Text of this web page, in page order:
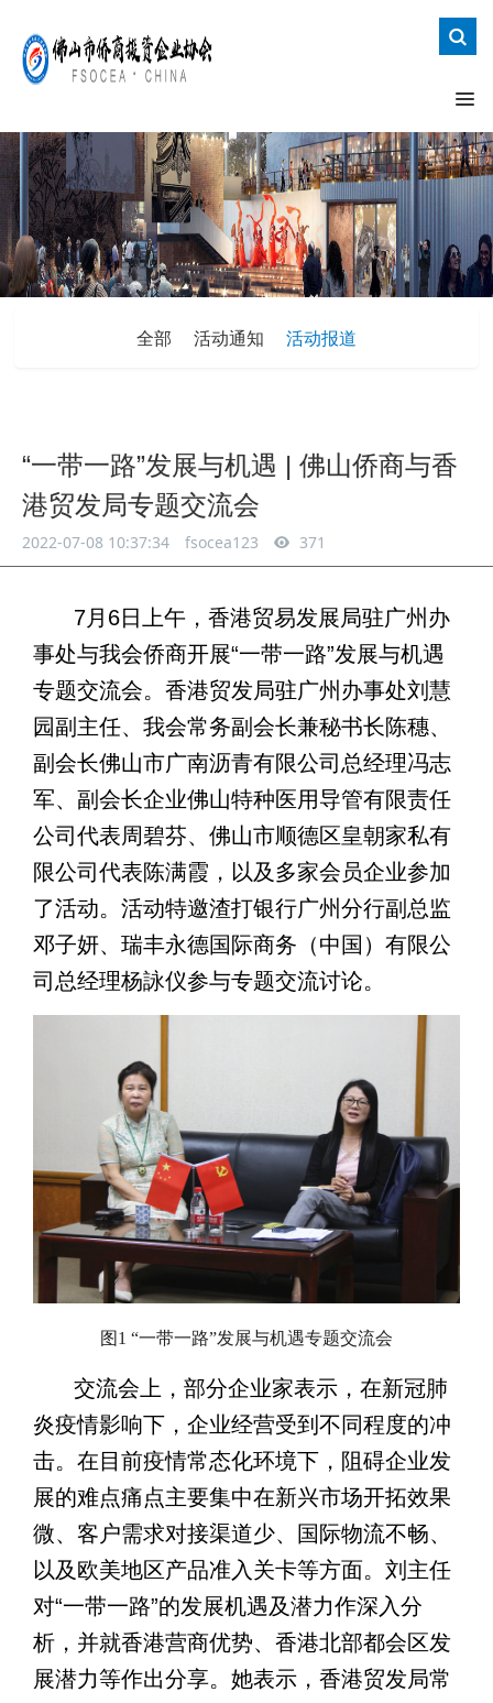
全部 活动通知 活动报道
“一带一路”发展与机遇 | 佛山侨商与香
港贸发局专题交流会
2022-07-08 10:37:34 fsocea123 371
7月 6日上午，香港贸易发展局驻广州办
事处与我会侨商开展“一带一路”发展与机遇
专题交流会。香港贸发局驻广州办事处刘慧
园副主任、我会常务副会长兼秘书长陈穗、
副会长佛山市广南沥青有限公司总经理冯志
军、副会长企业佛山特种医用导管有限责任
公司代表周碧芬、佛山市顺德区皇朝家私有
限公司代表陈满霞，以及多家会员企业参加
了活动。活动特邀渣打银行广州分行副总监
邓子妍、瑞丰永德国际商务（中国）有限公
司总经理杨詠仪参与专题交流讨论。
图1 “一带一路”发展与机遇专题交流会
交流会上，部分企业家表示，在新冠肺
炎疫情影响下，企业经营受到不同程度的冲
击。在目前疫情常态化环境下，阻碍企业发
展的难点痛点主要集中在新兴市场开拓效果
微、客户需求对接渠道少、国际物流不畅、
以及欧美地区产品准入关卡等方面。刘主任
对“一带一路”的发展机遇及潜力作深入分
析，并就香港营商优势、香港北部都会区发
展潜力等作出分享。她表示，香港贸发局常